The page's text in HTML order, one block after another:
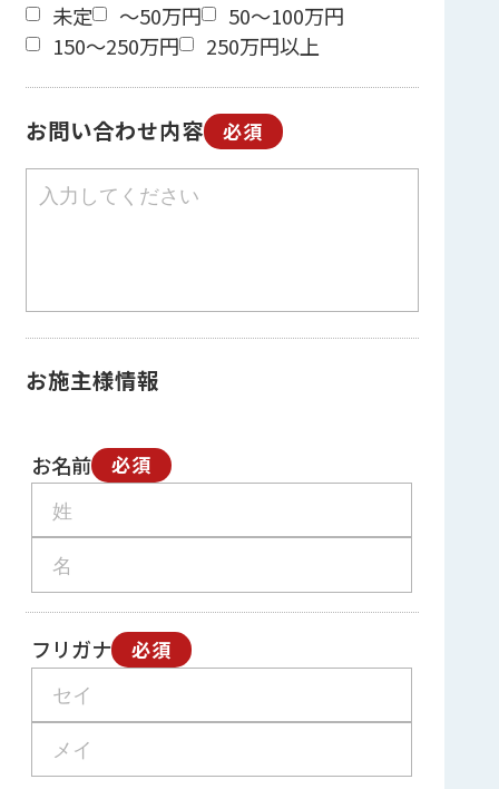
未定 ～50万円
50～100万円
150～250万円
250万円以上
お問い合わせ内容 必須
お施主様情報
お名前 必須
フリガナ 必須